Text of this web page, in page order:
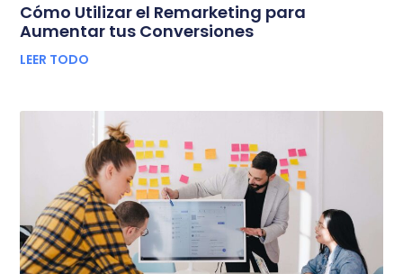
Cómo Utilizar el Remarketing para
Aumentar tus Conversiones
LEER TODO